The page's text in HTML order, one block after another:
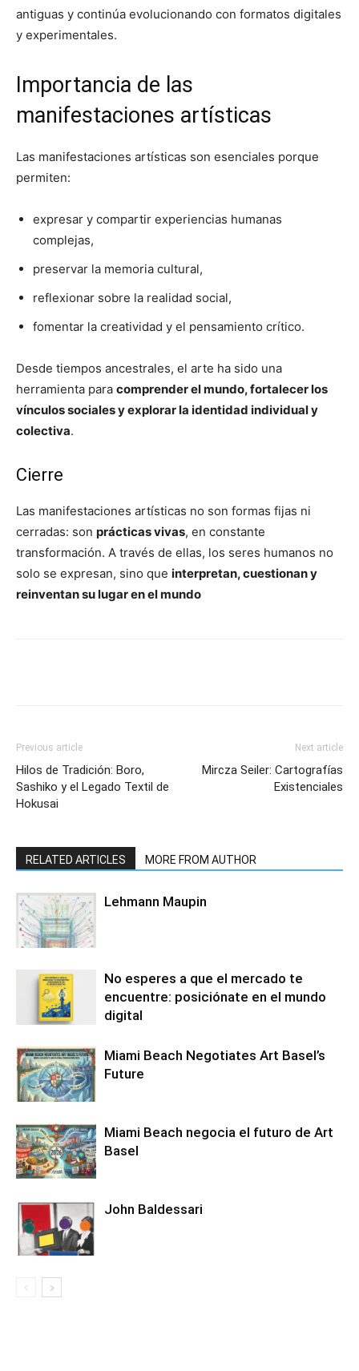
antiguas y continúa evolucionando con formatos digitales
y experimentales.
Importancia de las
manifestaciones artísticas
Las manifestaciones artísticas son esenciales porque
permiten:
expresar y compartir experiencias humanas
complejas,
preservar la memoria cultural,
reflexionar sobre la realidad social,
fomentar la creatividad y el pensamiento crítico.
Desde tiempos ancestrales, el arte ha sido una
herramienta para comprender el mundo, fortalecer los
vínculos sociales y explorar la identidad individual y
colectiva.
Cierre
Las manifestaciones artísticas no son formas fijas ni
cerradas: son prácticas vivas, en constante
transformación. A través de ellas, los seres humanos no
solo se expresan, sino que interpretan, cuestionan y
reinventan su lugar en el mundo
Previous article
Hilos de Tradición: Boro,
Sashiko y el Legado Textil de
Hokusai
Next article
Mircza Seiler: Cartografías
Existenciales
RELATED ARTICLES MORE FROM AUTHOR
Lehmann Maupin
No esperes a que el mercado te
encuentre: posiciónate en el mundo
digital
Miami Beach Negotiates Art Basel’s
Future
Miami Beach negocia el futuro de Art
Basel
John Baldessari